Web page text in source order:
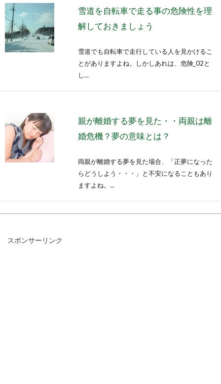
雪道を自転車で走る事の危険性を理
解しておきましょう
雪道でも自転車で走行している人を見かけるこ
とがありますよね。しかしあれは、危険_02と
し...
親が離婚する夢を見た・・両親は離
婚危機？夢の意味とは？
両親が離婚する夢を見た場合、「正夢になった
らどうしよう・・・」と不安になることもあり
ますよね。...
スポンサーリンク